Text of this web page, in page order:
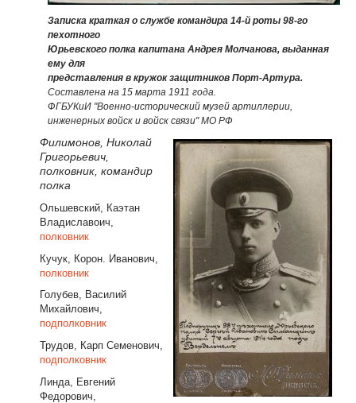
Записка краткая о службе командира 14-й роты 98-го
пехотного
Юрьевского полка капитана Андрея Молчанова, выданная
ему для
представления в кружок защитников Порт-Артура.
Составлена на 15 марта 1911 года.
ФГБУКиИ "Военно-исторический музей артиллерии,
инженерных войск и войск связи" МО РФ
Филимонов, Николай
Григорьевич,
полковник, командир
полка
Ольшевский, Каэтан
Владиславоич,
полковник
Кучук, Корон. Иванович,
полковник
Голубев, Василий
Михайлович,
подполковник
Трудов, Карп Семенович,
подполковник
Линда, Евгений
Федорович,